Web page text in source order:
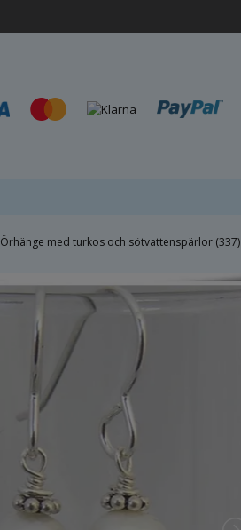
Örhänge med turkos och sötvattenspärlor (337)